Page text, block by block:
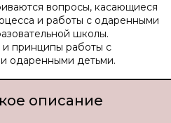
вопросы, касающиеся
и работы с одаренными
школы.
принципы работы с
одаренными детьми.
описание